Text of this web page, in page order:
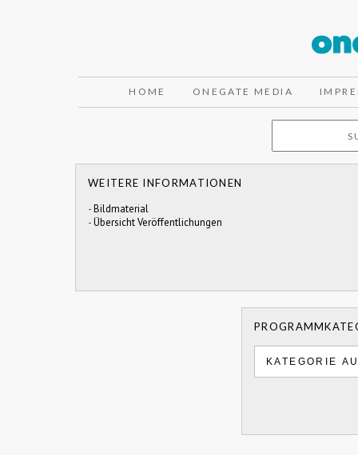
HOME ONEGATE MEDIA
WEITERE INFORMATIONEN
-Bildmaterial
-Übersicht Veröffentlichungen